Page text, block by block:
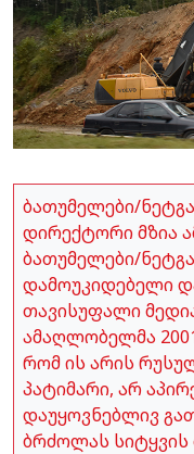
ბათუმელები/
დირექტორი მზია
ბათუმელები/
დამოუკიდებელი
თავისუფალი
ამაღლობელმა
რომ ის არის
პატიმარი, არ
დაუყოვნებლივ
ბრძოლას